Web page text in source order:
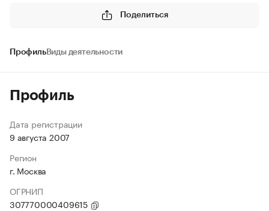
Поделиться
ПрофильВиды деятельности
Профиль
Дата регистрации
9 августа 2007
Регион
г. Москва
ОГРНИП
307770000409615